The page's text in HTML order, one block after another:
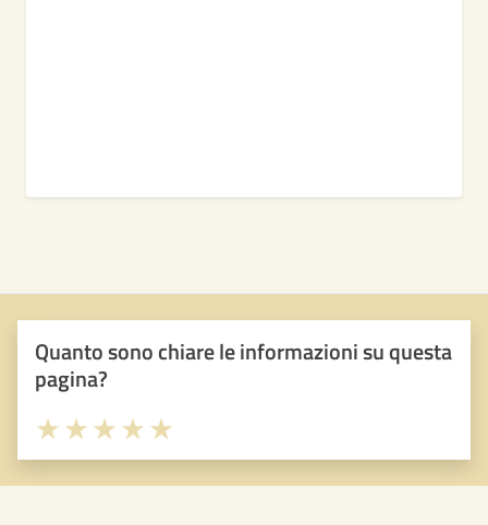
Quanto sono chiare le informazioni su questa
pagina?
Valuta 5 stelle su 5
Valuta 4 stelle su 5
Valuta 3 stelle su 5
Valuta 2 stelle su 5
Valuta 1 stelle su 5